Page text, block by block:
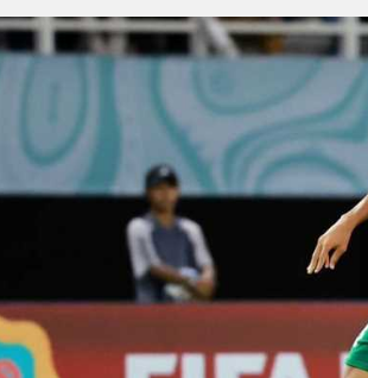
دوري أبطال أوروبا
رياضات أخرى
آسيا
أمريكا